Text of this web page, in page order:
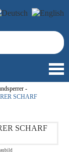
-
SCHARF